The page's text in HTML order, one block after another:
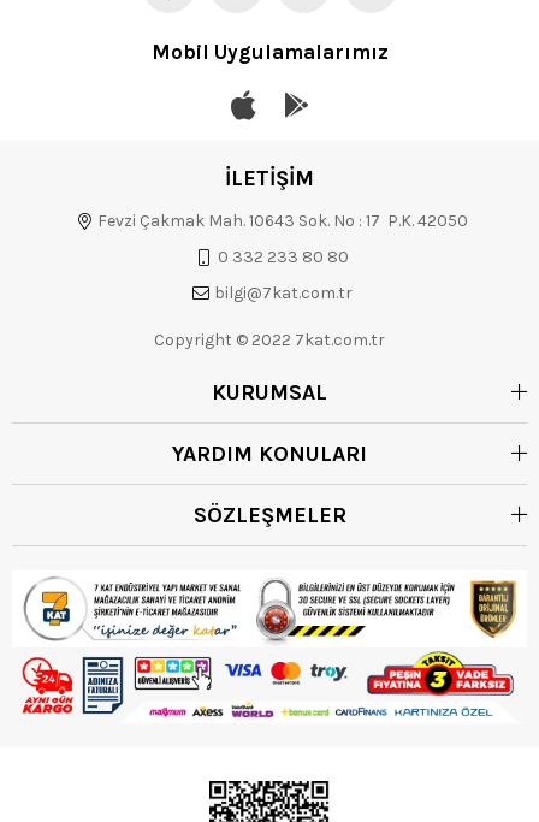
Mobil Uygulamalarımız
İLETİŞİM
Fevzi Çakmak Mah. 10643 Sok. No : 17 P.K. 42050
0 332 233 80 80
bilgi@7kat.com.tr
Copyright © 2022 7kat.com.tr
KURUMSAL
YARDIM KONULARI
SÖZLEŞMELER